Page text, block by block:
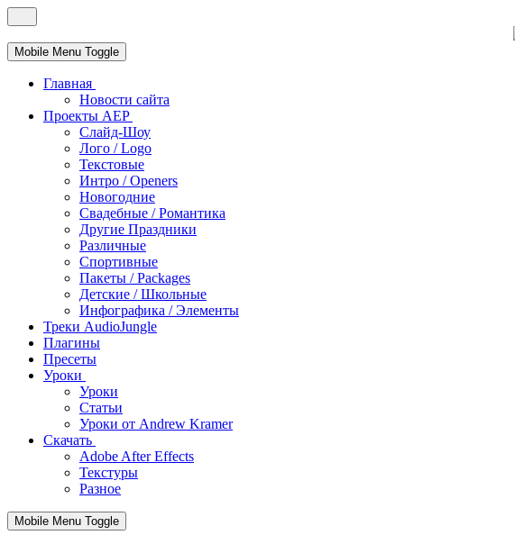
Mobile Menu Toggle
Главная
Новости сайта
Проекты AEP
Слайд-Шоу
Лого / Logo
Текстовые
Интро / Openers
Новогодние
Свадебные / Романтика
Другие Праздники
Различные
Спортивные
Пакеты / Packages
Детские / Школьные
Инфографика / Элементы
Треки AudioJungle
Плагины
Пресеты
Уроки
Уроки
Статьи
Уроки от Andrew Kramer
Скачать
Adobe After Effects
Текстуры
Разное
Mobile Menu Toggle